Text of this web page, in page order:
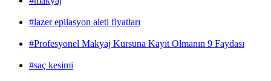
#lazer epilasyon aleti fiyatları
#Profesyonel Makyaj Kursuna Kayıt Olmanın 9 Faydası
#saç kesimi